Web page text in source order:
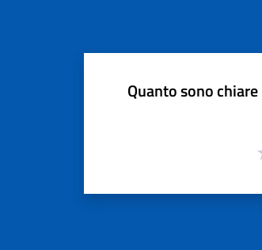
Quanto sono